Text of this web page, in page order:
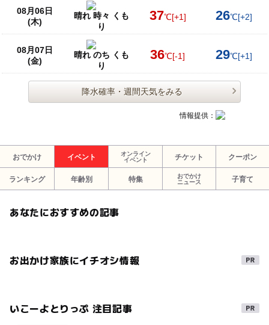
08月06日
(木)
晴れ 時々 くも
り
37℃[+1] 26℃[+2]
08月07日
(金)
晴れ のち くも
り
36℃[-1] 29℃[+1]
降水確率・週間天気をみる
情報提供：
おでかけ イベント
オンライン
イベント
チケット クーポン
ランキング 年齢別 特集
おでかけ
ニュース
子育て
あなたにおすすめの記事
お出かけ家族にイチオシ情報
いこーよとりっぷ 注目記事